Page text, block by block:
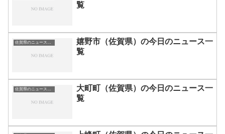
覧
佐賀県のニュース一覧
嬉野市（佐賀県）の今日のニュース一
覧
佐賀県のニュース一覧
大町町（佐賀県）の今日のニュース一
覧